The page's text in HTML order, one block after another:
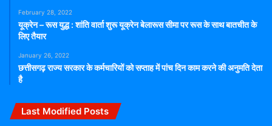
February 28, 2022
यूक्रेन – रूस युद्ध : शांति वार्ता शुरू यूक्रेन बेलारूस सीमा पर रूस के साथ बातचीत के
लिए तैयार
January 26, 2022
छत्तीसगढ़ राज्य सरकार के कर्मचारियों को सप्ताह में पांच दिन काम करने की अनुमति देता
है
Last Modified Posts